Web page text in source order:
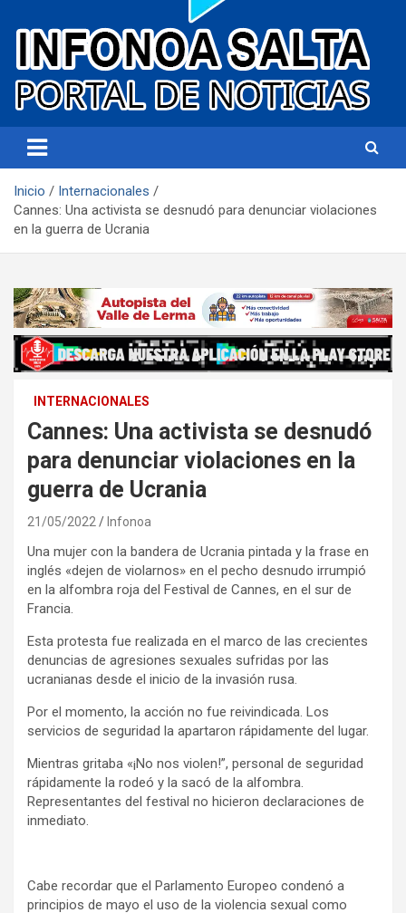
Infonoa Salta
Inicio
Internacionales
Cannes: Una activista se desnudó para denunciar violaciones
en la guerra de Ucrania
INTERNACIONALES
Cannes: Una activista se desnudó
para denunciar violaciones en la
guerra de Ucrania
21/05/2022 Infonoa
Una mujer con la bandera de Ucrania pintada y la frase en
inglés «dejen de violarnos» en el pecho desnudo irrumpió
en la alfombra roja del Festival de Cannes, en el sur de
Francia.
Esta protesta fue realizada en el marco de las crecientes
denuncias de agresiones sexuales sufridas por las
ucranianas desde el inicio de la invasión rusa.
Por el momento, la acción no fue reivindicada. Los
servicios de seguridad la apartaron rápidamente del lugar.
Mientras gritaba «¡No nos violen!”, personal de seguridad
rápidamente la rodeó y la sacó de la alfombra.
Representantes del festival no hicieron declaraciones de
inmediato.
Cabe recordar que el Parlamento Europeo condenó a
principios de mayo el uso de la violencia sexual como